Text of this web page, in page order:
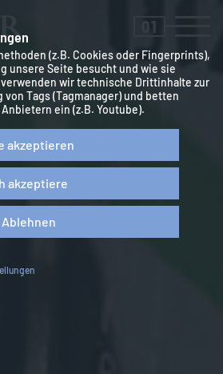
01
(z.B. Cookies oder Fingerprints),
unsere Seite besucht und wie sie
wir technische Drittinhalte zur
Tags (Tagmanager) und betten
ein (z.B. Youtube).
Ablehnen
akzeptieren
akzeptiere